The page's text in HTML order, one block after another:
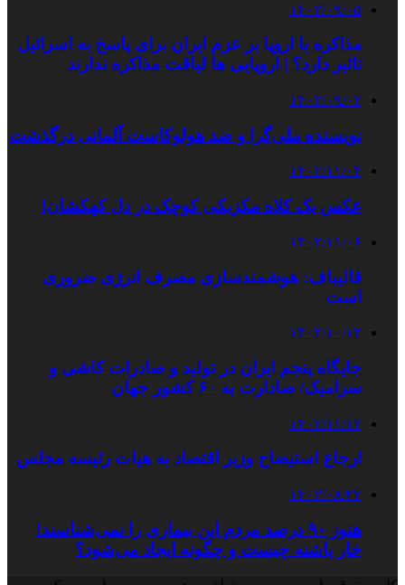
۱۴۰۳/۰۹/۰۵
مذاکره با اروپا بر عزم ایران برای پاسخ به اسرائیل
تاثیر دارد؟ | اروپایی‌ ها لیاقت مذاکره ندارند
۱۴۰۳/۰۹/۰۲
نویسنده ملی‌گرا و ضد هولوکاست آلمانی درگذشت
۱۴۰۲/۱۱/۰۴
عکس یک کلاه مکزیکی کوچک در دل کهکشان!
۱۴۰۲/۱۱/۰۶
قالیباف: هوشمندسازی مصرف انرژی ضروری
است
۱۴۰۲/۱۰/۱۲
جایگاه پنجم ایران در تولید و صادرات کاشی و
سرامیک/ صادارت به ۶۰ کشور جهان
۱۴۰۲/۱۱/۱۲
ارجاع استیضاح وزیر اقتصاد به هیات رئیسه مجلس
۱۴۰۳/۰۸/۲۲
هنوز ۹۰ درصد مردم این بیماری را نمی‌شناسند!
خار پاشنه چیست و چگونه ایجاد می‌شود؟